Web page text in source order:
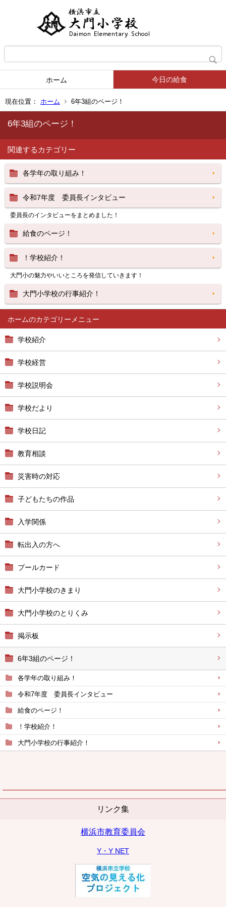
ホーム 今日の給食
現在位置： ホーム 6年3組のページ！
ホーム
学校紹介
学校経営
学校説明会
学校だより
学校日記
教育相談
災害時の対応
子どもたちの作品
入学関係
転出入の方へ
プールカード
大門小学校のきまり
大門小学校のとりくみ
掲示板
6年3組のページ！
各学年の取り組み！
令和7年度 委員長インタビュー
給食のページ！
！学校紹介！
大門小学校の行事紹介！
リンク集
横浜市教育委員会
Y・Y NET
6年3組のページ！
関連するカテゴリー
各学年の取り組み！
令和7年度 委員長インタビュー
委員長のインタビューをまとめました！
給食のページ！
！学校紹介！
大門小の魅力やいいところを発信していきます！
大門小学校の行事紹介！